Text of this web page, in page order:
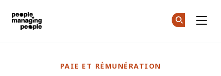
PAIE ET RÉMUNÉRATION